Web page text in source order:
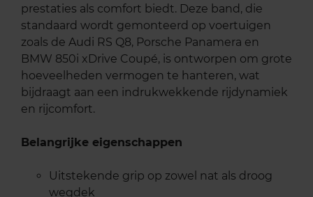
prestaties als comfort biedt. Deze band, die
standaard wordt gemonteerd op voertuigen
zoals de Audi RS Q8, Porsche Panamera en
BMW 850i xDrive Coupé, is ontworpen om grote
hoeveelheden vermogen te hanteren, wat
bijdraagt aan een indrukwekkende rijdynamiek
en rijcomfort.
Belangrijke eigenschappen
Uitstekende grip op zowel nat als droog
wegdek